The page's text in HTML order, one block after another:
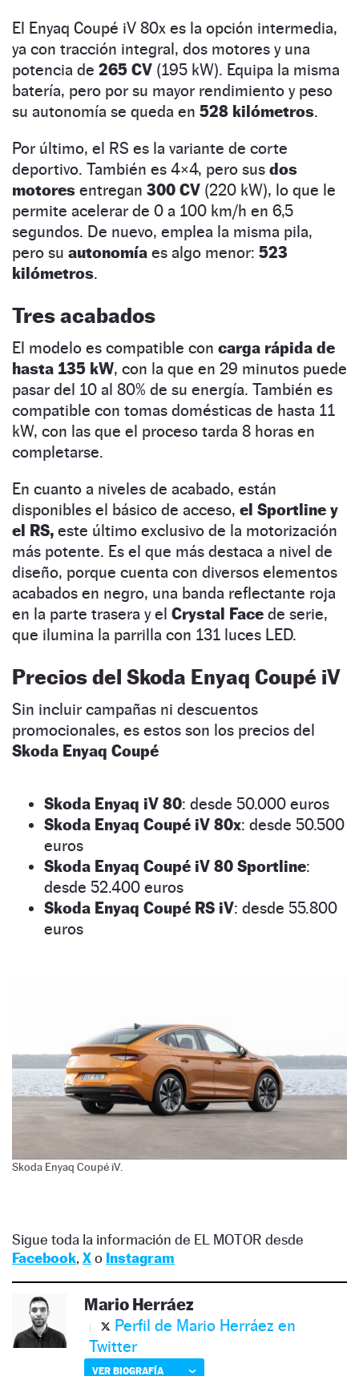
El Enyaq Coupé iV 80x es la opción intermedia,
ya con tracción integral, dos motores y una
potencia de 265 CV (195 kW). Equipa la misma
batería, pero por su mayor rendimiento y peso
su autonomía se queda en 528 kilómetros.
Por último, el RS es la variante de corte
deportivo. También es 4×4, pero sus dos
motores entregan 300 CV (220 kW), lo que le
permite acelerar de 0 a 100 km/h en 6,5
segundos. De nuevo, emplea la misma pila,
pero su autonomía es algo menor: 523
kilómetros.
Tres acabados
El modelo es compatible con carga rápida de
hasta 135 kW, con la que en 29 minutos puede
pasar del 10 al 80% de su energía. También es
compatible con tomas domésticas de hasta 11
kW, con las que el proceso tarda 8 horas en
completarse.
En cuanto a niveles de acabado, están
disponibles el básico de acceso, el Sportline y
el RS, este último exclusivo de la motorización
más potente. Es el que más destaca a nivel de
diseño, porque cuenta con diversos elementos
acabados en negro, una banda reflectante roja
en la parte trasera y el Crystal Face de serie,
que ilumina la parrilla con 131 luces LED.
Precios del Skoda Enyaq Coupé iV
Sin incluir campañas ni descuentos
promocionales, es estos son los precios del
Skoda Enyaq Coupé
Skoda Enyaq iV 80: desde 50.000 euros
Skoda Enyaq Coupé iV 80x: desde 50.500
euros
Skoda Enyaq Coupé iV 80 Sportline:
desde 52.400 euros
Skoda Enyaq Coupé RS iV: desde 55.800
euros
Skoda Enyaq Coupé iV.
Sigue toda la información de EL MOTOR desde
Facebook, Xo Instagram
Mario Herráez
Perfil de Mario Herráez en
Twitter
VER BIOGRAFÍA